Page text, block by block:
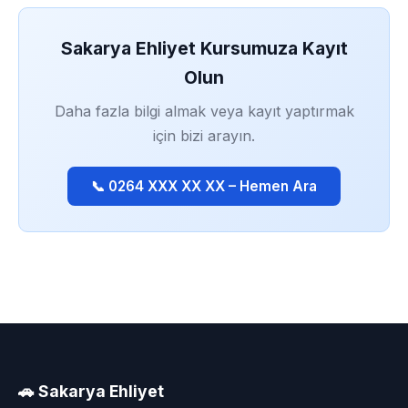
Sakarya Ehliyet Kursumuza Kayıt
Olun
Daha fazla bilgi almak veya kayıt yaptırmak
için bizi arayın.
📞 0264 XXX XX XX – Hemen Ara
🚗 Sakarya Ehliyet